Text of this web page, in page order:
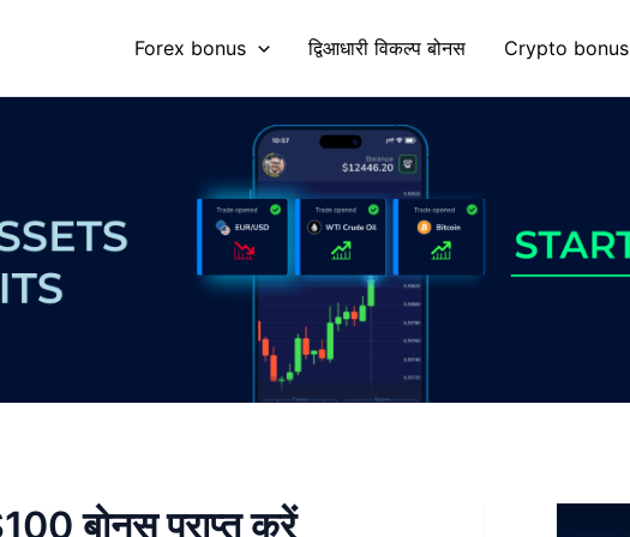
Forex bonus द्विआधारी विकल्प बोनस Crypto bonus
बोनस प्राप्त करें